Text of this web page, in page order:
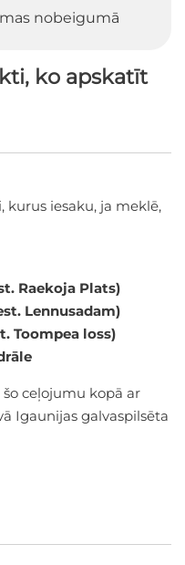
nobeigumā
ko apskatīt
kurus iesaku, ja meklē,
Raekoja Plats)
Lennusadam)
Toompea loss)
ceļojumu kopā ar
Igaunijas galvaspilsēta